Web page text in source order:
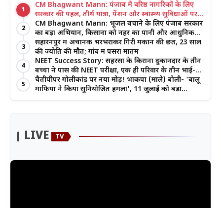
1
CM Bhagwant Mann: पंजाब में वरिष्ठ नागरिकों के लिए
सरकार की पहल, तीर्थ यात्रा, पेंशन और स्वास्थ्य सुविधाओं पर
जोर
2
CM Bhagwant Mann: भूजल बचाने के लिए पंजाब सरकार
का बड़ा अभियान, किसानों को नहर का पानी और आधुनिक
खेती का मिल रहा लाभ
3
सहारनपुर में अचानक भरभराकर गिरी मकान की छत, 23 साल
की ज्योति की मौत; गांव में पसरा मातम
4
NEET Success Story: सहरसा के किराना दुकानदार के तीन
बच्चों ने पास की NEET परीक्षा, एक ही परिवार के तीन भाई-
बहनों ने रचा इतिहास
5
चैतीपीपर गोलीकांड पर नया मोड़! भाकपा (माले) बोली- 'बालू
माफिया ने किया सुनियोजित हमला', 11 जुलाई को बड़ा
आंदोलन
LIVE TV